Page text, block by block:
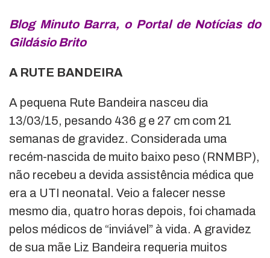
Blog Minuto Barra, o Portal de Notícias do
Gildásio Brito
A RUTE BANDEIRA
A pequena Rute Bandeira nasceu dia
13/03/15, pesando 436 g e 27 cm com 21
semanas de gravidez. Considerada uma
recém-nascida de muito baixo peso (RNMBP),
não recebeu a devida assistência médica que
era a UTI neonatal. Veio a falecer nesse
mesmo dia, quatro horas depois, foi chamada
pelos médicos de “inviável” à vida. A gravidez
de sua mãe Liz Bandeira requeria muitos